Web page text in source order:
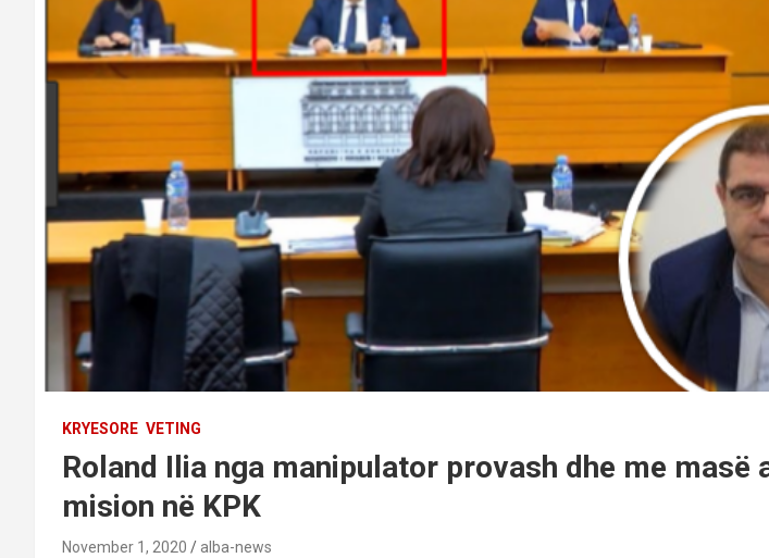
KRYESORE VETING
Roland Ilia nga manipulator provash dhe me masë
mision në KPK
November 1, 2020 alba-news